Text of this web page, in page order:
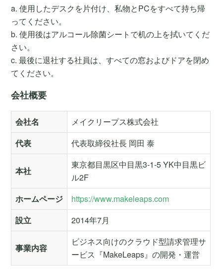
a. 使用したデスクを片付け、私物とPCをすべて持ち帰
ってください。
b. 使用後はアルコール除菌シートで机の上を拭いてくだ
さい。
c. 最後に退社する社員は、すべての窓およびドアを閉め
てください。
会社概要
会社名
メイクリープス株式会社
代表
代表取締役社長 岡田 泰
本社
東京都目黒区中目黒3-1-5 YK中目黒ビ
ル2F
ホームページ
https://www.makeleaps.com
設立
2014年7月
事業内容
ビジネス向けのクラウド型請求管理サ
ービス『MakeLeaps』の開発・運営